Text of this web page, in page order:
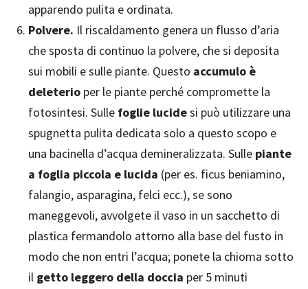
apparendo pulita e ordinata.
Polvere. Il riscaldamento genera un flusso d’aria
che sposta di continuo la polvere, che si deposita
sui mobili e sulle piante. Questo accumulo è
deleterio per le piante perché compromette la
fotosintesi. Sulle foglie lucidesi può utilizzare una
spugnetta pulita dedicata solo a questo scopo e
una bacinella d’acqua demineralizzata. Sulle piante
a foglia piccola e lucida (per es. ficus beniamino,
falangio, asparagina, felci ecc.), se sono
maneggevoli, avvolgete il vaso in un sacchetto di
plastica fermandolo attorno alla base del fusto in
modo che non entri l’acqua; ponete la chioma sotto
il getto leggero della doccia per 5 minuti